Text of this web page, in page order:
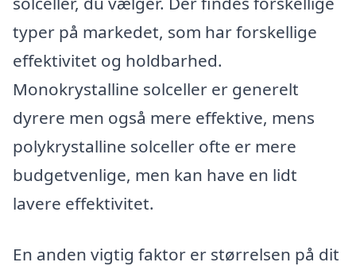
typer på markedet, som har forskellige
effektivitet og holdbarhed.
Monokrystalline solceller er generelt
dyrere men også mere effektive, mens
polykrystalline solceller ofte er mere
budgetvenlige, men kan have en lidt
lavere effektivitet.
En anden vigtig faktor er størrelsen på dit